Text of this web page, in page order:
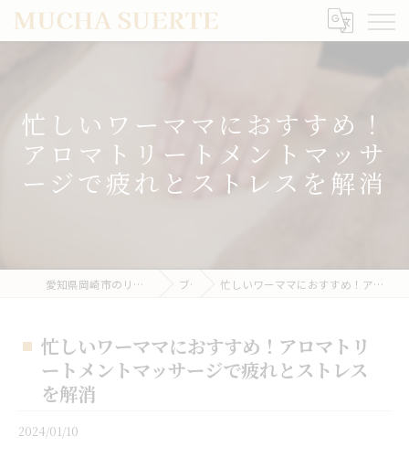
忙しいワーママにおすすめ！
アロマトリートメントマッサ
ージで疲れとストレスを解消
愛知県岡崎市のリラクゼーションならMUCHA SUERTE ブログ 忙しいワーママにおすすめ！アロマトリートメントマッサージで疲れとストレスを解消
忙しいワーママにおすすめ！アロマトリ
ートメントマッサージで疲れとストレス
を解消
2024/01/10